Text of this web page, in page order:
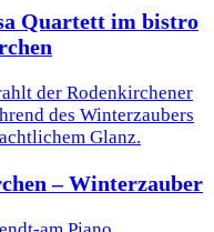
Quartett im bistro
– Winterzauber